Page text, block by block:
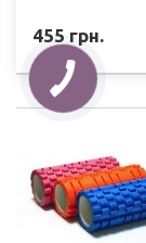
455 грн.